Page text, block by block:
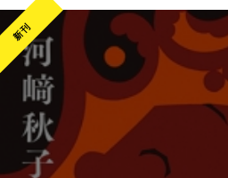
新刊